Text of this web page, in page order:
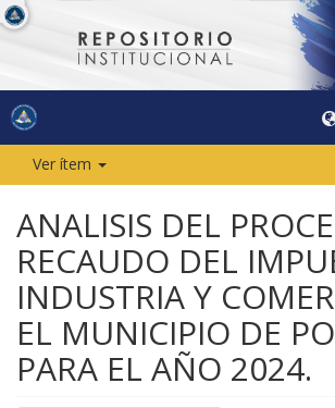
Ver ítem
ANALISIS DEL
RECAUDO DEL
INDUSTRIA Y
EL MUNICIPIO DE
PARA EL AÑO 2024.